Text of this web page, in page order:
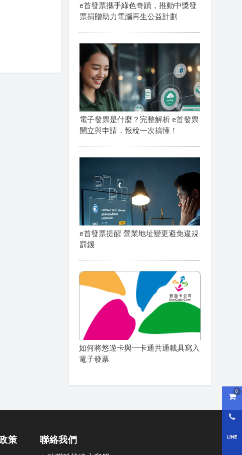
購
0
e首發票攜手綠色奇蹟，推動中獎發
票捐贈助力電腦再生公益計劃
電子發票是什麼？完整解析 e首發票
開立與申請，報稅一次搞懂！
e首發票提醒 營業地址變更避免違規
罰鍰
如何將悠遊卡與一卡通共通載具寫入
電子發票
策 聯絡我們